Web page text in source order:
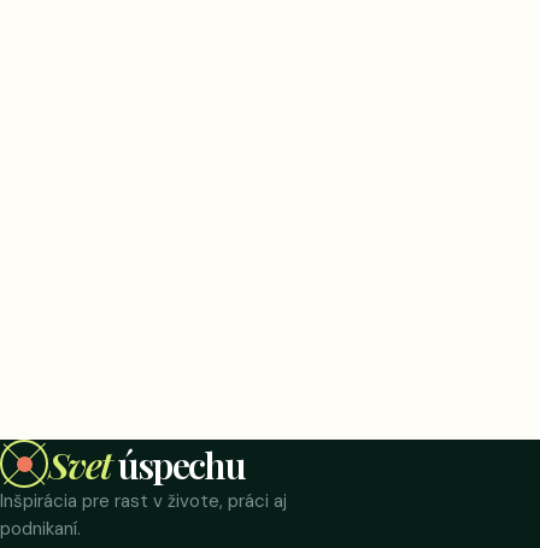
Svetúspechu
Inšpirácia pre rast v živote, práci aj
podnikaní.